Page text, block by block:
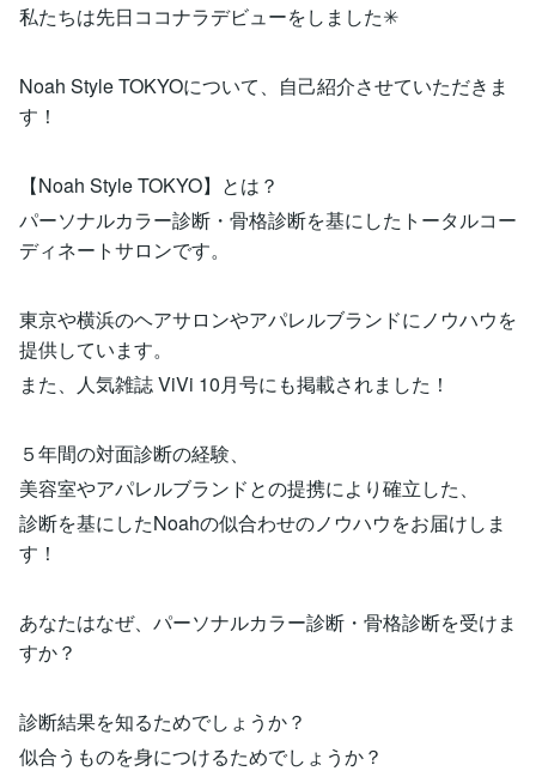
私たちは先日ココナラデビューをしました✳︎
Noah Style TOKYOについて、自己紹介させていただきま
す！
【Noah Style TOKYO】とは？
パーソナルカラー診断・骨格診断を基にしたトータルコー
ディネートサロンです。
東京や横浜のヘアサロンやアパレルブランドにノウハウを
提供しています。
また、人気雑誌 ViVi 10月号にも掲載されました！
５年間の対面診断の経験、
美容室やアパレルブランドとの提携により確立した、
診断を基にしたNoahの似合わせのノウハウをお届けしま
す！
あなたはなぜ、パーソナルカラー診断・骨格診断を受けま
すか？
診断結果を知るためでしょうか？
似合うものを身につけるためでしょうか？